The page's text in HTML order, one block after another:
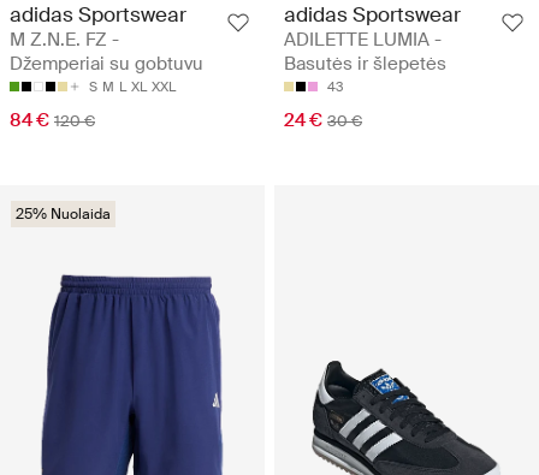
adidas Sportswear
M Z.N.E. FZ -
Džemperiai su gobtuvu
S M L XL XXL
84 € 120 €
adidas Sportswear
ADILETTE LUMIA -
Basutės ir šlepetės
43
24 € 30 €
25% Nuolaida